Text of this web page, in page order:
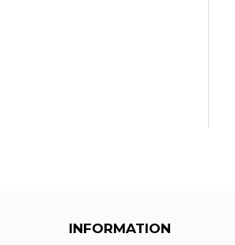
INFORMATION